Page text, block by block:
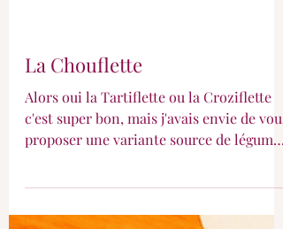
La Chouflette
Alors oui la Tartiflette ou la Croziflette
proposer une variante source de légumes
!